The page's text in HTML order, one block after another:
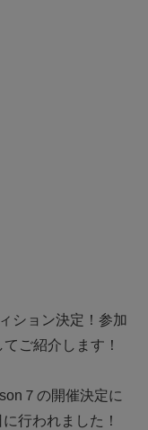
ション決定！参加
ご紹介します！
７の開催決定に
行われました！